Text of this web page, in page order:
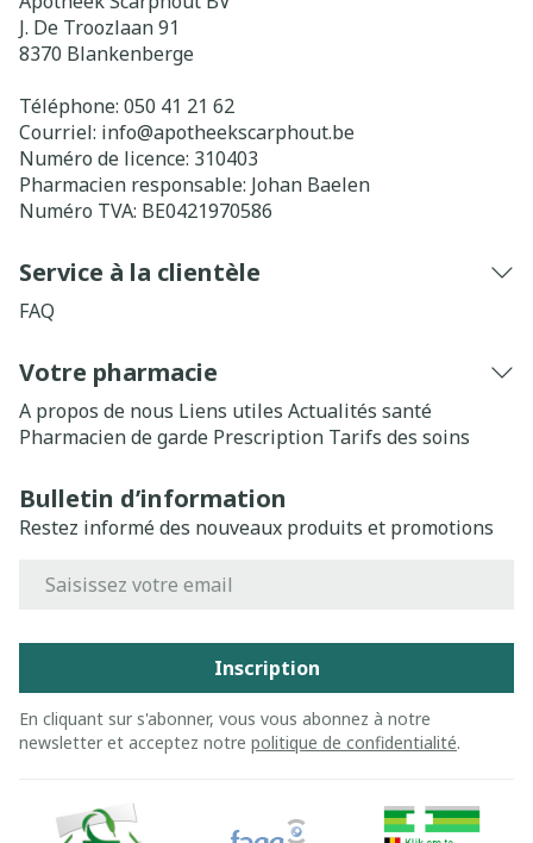
J. De Troozlaan 91
8370 Blankenberge
Téléphone: 050 41 21 62
Courriel: info@apotheekscarphout.be
Numéro de licence: 310403
Pharmacien responsable: Johan Baelen
Numéro TVA: BE0421970586
Service à la clientèle
FAQ
Votre pharmacie
A propos de nous Liens utiles Actualités santé
Pharmacien de garde Prescription Tarifs des soins
Bulletin d’information
Restez informé des nouveaux produits et promotions
Inscription
En cliquant sur s'abonner, vous vous abonnez à notre
newsletter et acceptez notre politique de confidentialité.